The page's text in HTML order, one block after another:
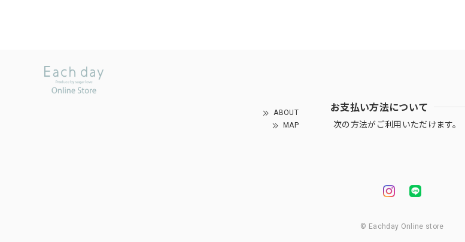
ABOUT
MAP
お支払い方法について
次の方法がご利用いただけます。
© Eachday Online store